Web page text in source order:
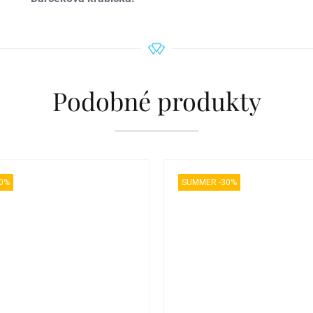
Podobné produkty
SUMMER -30%